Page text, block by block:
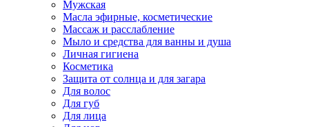
Мужская
Масла эфирные, косметические
Массаж и расслабление
Мыло и средства для ванны и душа
Личная гигиена
Косметика
Защита от солнца и для загара
Для волос
Для губ
Для лица